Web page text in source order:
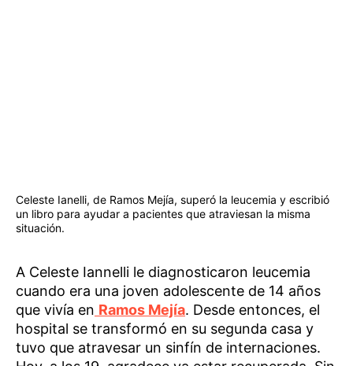
Celeste Ianelli, de Ramos Mejía, superó la leucemia y escribió
un libro para ayudar a pacientes que atraviesan la misma
situación.
A Celeste Iannelli le diagnosticaron leucemia
cuando era una joven adolescente de 14 años
que vivía en Ramos Mejía. Desde entonces, el
hospital se transformó en su segunda casa y
tuvo que atravesar un sinfín de internaciones.